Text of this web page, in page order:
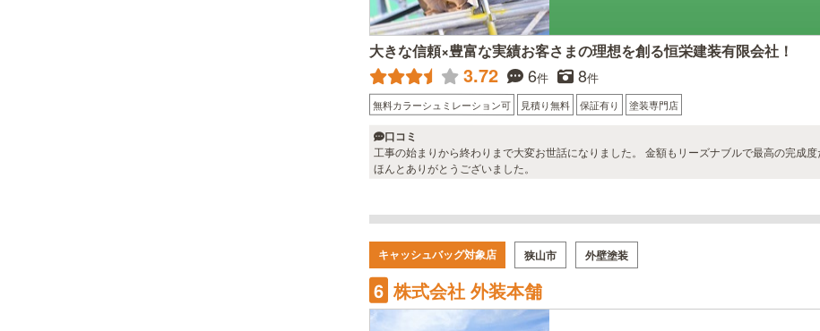
大きな信頼×豊富な実績お客さまの理想を創る恒栄建装有限会社！
3.72 6件 8件
無料カラーシュミレーション可 見積り無料 保証有り 塗装専門店
口コミ
工事の始まりから終わりまで大変お世話になりました。 金額もリーズナブルで最高の完成
ほんとありがとうございました。
キャッシュバッグ対象店 狭山市 外壁塗装
6 株式会社 外装本舗